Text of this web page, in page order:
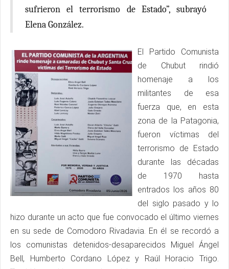
sufrieron el terrorismo de Estado”, subrayó
Elena González.
El Partido Comunista
de Chubut rindió
homenaje a los
militantes de esa
fuerza que, en esta
zona de la Patagonia,
fueron víctimas del
terrorismo de Estado
durante las décadas
de 1970 hasta
entrados los años 80
del siglo pasado y lo
hizo durante un acto que fue convocado el último viernes
en su sede de Comodoro Rivadavia. En él se recordó a
los comunistas detenidos-desaparecidos Miguel Ángel
Bell, Humberto Cordano López y Raúl Horacio Trigo.